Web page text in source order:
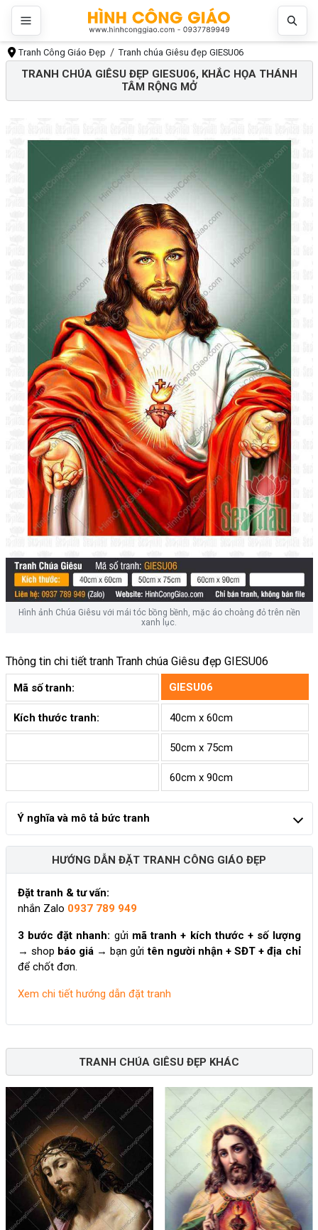
Tranh Công Giáo Đẹp Tranh chúa Giêsu đẹp GIESU06
TRANH CHÚA GIÊSU ĐẸP GIESU06, KHẮC HỌA THÁNH
TÂM RỘNG MỞ
Hình ảnh Chúa Giêsu với mái tóc bồng bềnh, mặc áo choàng đỏ trên nền
xanh lục.
Thông tin chi tiết tranh Tranh chúa Giêsu đẹp GIESU06
Mã số tranh: GIESU06
Kích thước tranh: 40cm x 60cm
50cm x 75cm
60cm x 90cm
Ý nghĩa và mô tả bức tranh
HƯỚNG DẪN ĐẶT TRANH CÔNG GIÁO ĐẸP
Đặt tranh & tư vấn:
nhắn Zalo 0937 789 949
3 bước đặt nhanh: gửi mã tranh + kích thước + số lượng
→ shop báo giá→ bạn gửitên người nhận + SĐT + địa chỉ
để chốt đơn.
Xem chi tiết hướng dẫn đặt tranh
TRANH CHÚA GIÊSU ĐẸP KHÁC